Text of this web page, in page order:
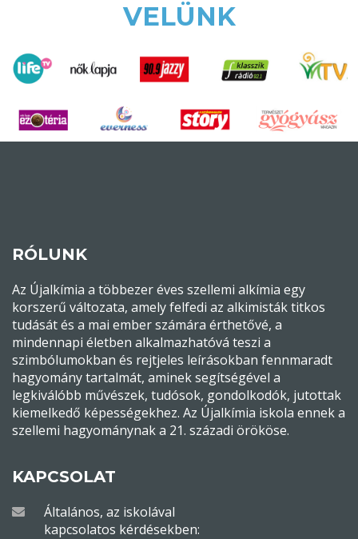
VELÜNK
RÓLUNK
Az Újalkímia a többezer éves szellemi alkímia egy
korszerű változata, amely felfedi az alkimisták titkos
tudását és a mai ember számára érthetővé, a
mindennapi életben alkalmazhatóvá teszi a
szimbólumokban és rejtjeles leírásokban fennmaradt
hagyomány tartalmát, aminek segítségével a
legkiválóbb művészek, tudósok, gondolkodók, jutottak
kiemelkedő képességekhez. Az Újalkímia iskola ennek a
szellemi hagyománynak a 21. századi örököse.
KAPCSOLAT
Általános, az iskolával
kapcsolatos kérdésekben: